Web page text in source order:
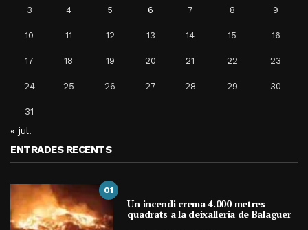
3 4 5 6 7 8 9
10 11 12 13 14 15 16
17 18 19 20 21 22 23
24 25 26 27 28 29 30
31
« jul.
ENTRADES RECENTS
01
Un incendi crema 4.000 metres
quadrats a la deixalleria de Balaguer